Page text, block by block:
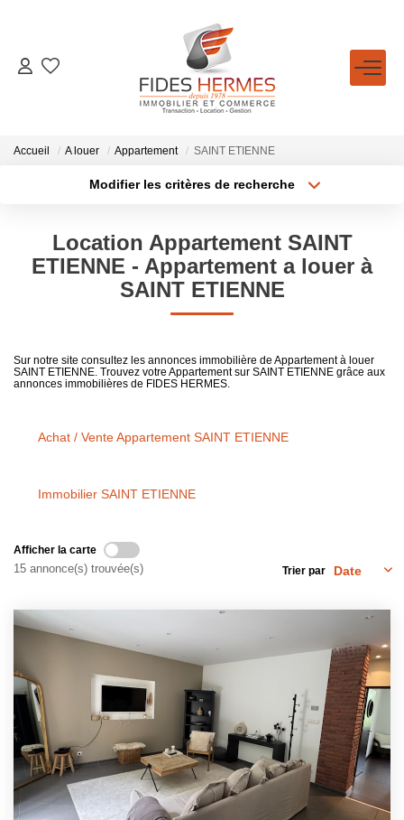
GESTION / LOCATION
ACHETER
ESTIMATION
Nos Conseillers
EXTRANET
CONTACT
Accueil A louer Appartement SAINT ETIENNE
Modifier les critères de recherche
Sélectionnez...
Type de bien
Location Appartement SAINT
ETIENNE - Appartement a louer à
SAINT ETIENNE
Sur notre site consultez les annonces immobilière de Appartement à louer
SAINT ETIENNE. Trouvez votre Appartement sur SAINT ETIENNE grâce aux
annonces immobilières de FIDES HERMES.
Achat / Vente Appartement SAINT ETIENNE
Immobilier SAINT ETIENNE
Afficher la carte
15 annonce(s) trouvée(s) Trier par